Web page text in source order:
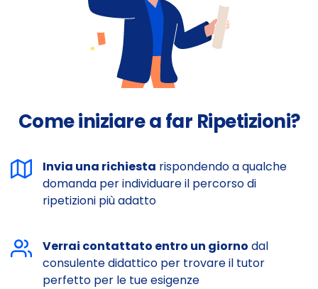
Come iniziare a far Ripetizioni?
Invia una richiesta rispondendo a qualche
domanda per individuare il percorso di
ripetizioni più adatto
Verrai contattato entro un giorno dal
consulente didattico per trovare il tutor
perfetto per le tue esigenze